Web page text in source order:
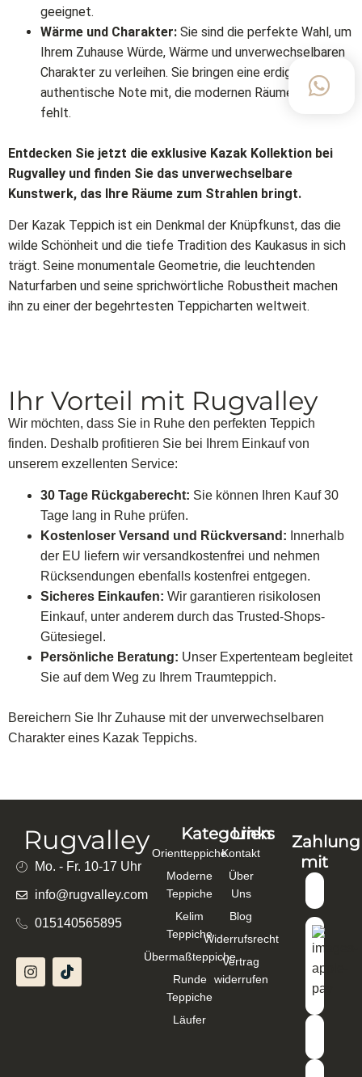
geeignet.
Wärme und Charakter: Sie sind die perfekte Wahl, um
Ihrem Zuhause Würde, Wärme und unverwechselbaren
Charakter zu verleihen. Sie bringen eine erdige,
authentische Note mit, die modernen Räumen oft
fehlt.
Entdecken Sie jetzt die exklusive Kazak Kollektion bei
Rugvalley und finden Sie das unverwechselbare
Kunstwerk, das Ihre Räume zum Strahlen bringt.
Der Kazak Teppich ist ein Denkmal der Knüpfkunst, das die
wilde Schönheit und die tiefe Tradition des Kaukasus in sich
trägt. Seine monumentale Geometrie, die leuchtenden
Naturfarben und seine sprichwörtliche Robustheit machen
ihn zu einer der begehrtesten Teppicharten weltweit.
Ihr Vorteil mit Rugvalley
Wir möchten, dass Sie in Ruhe den perfekten Teppich
finden. Deshalb profitieren Sie bei Ihrem Einkauf von
unserem exzellenten Service:
30 Tage Rückgaberecht: Sie können Ihren Kauf 30
Tage lang in Ruhe prüfen.
Kostenloser Versand und Rückversand: Innerhalb
der EU liefern wir versandkostenfrei und nehmen
Rücksendungen ebenfalls kostenfrei entgegen.
Sicheres Einkaufen: Wir garantieren risikolosen
Einkauf, unter anderem durch das Trusted-Shops-
Gütesiegel.
Persönliche Beratung: Unser Expertenteam begleitet
Sie auf dem Weg zu Ihrem Traumteppich.
Bereichern Sie Ihr Zuhause mit der unverwechselbaren
Charakter eines Kazak Teppichs.
Rugvalley
Mo. - Fr. 10-17 Uhr
info@rugvalley.com
015140565895
Kategorien
Orientteppiche
Moderne
Teppiche
Kelim
Teppiche
Übermaßteppiche
Runde
Teppiche
Läufer
Links
Kontakt
Über
Uns
Blog
Widerrufsrecht
Vertrag
widerrufen
Zahlung
mit